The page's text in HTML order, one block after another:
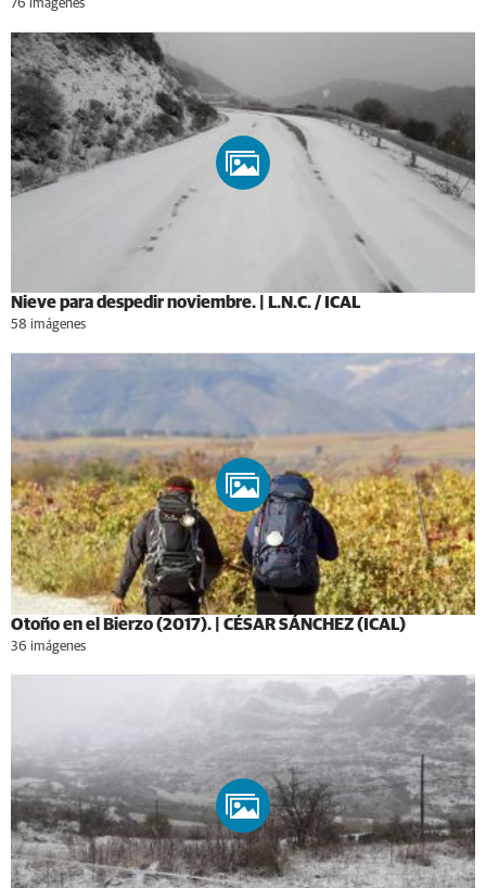
76 imágenes
Nieve para despedir noviembre. | L.N.C. / ICAL
58 imágenes
Otoño en el Bierzo (2017). | CÉSAR SÁNCHEZ (ICAL)
36 imágenes